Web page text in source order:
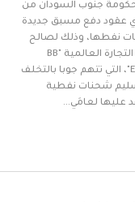
جنوب السودان من
أي عقود دفع مسبق جديدة
نفطها، وذلك لصالح
شركة التجارة العالمية "BB
Energy"، التي تتهم جوبا بالتخلف
شحنات نفطية
عليها لعامَي…